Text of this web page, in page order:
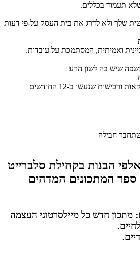
תעמוד בכללים.
שלך ולא לדרג את בית העסק על-פי דעות
ואמיתית, המסתמכת על עובדות.
שיש בה לשון הרע
יש לכתוב חוות דעת על עסקאות ורכישות שנעשו ב-12 החודשים
חבילה
הבנות בקהילת סלברייט
המתכונים המדהים
מתכון חדש כל מיילסרטוני העצמה